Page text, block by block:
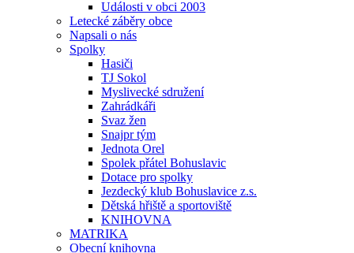
Události v obci 2003
Letecké záběry obce
Napsali o nás
Spolky
Hasiči
TJ Sokol
Myslivecké sdružení
Zahrádkáři
Svaz žen
Snajpr tým
Jednota Orel
Spolek přátel Bohuslavic
Dotace pro spolky
Jezdecký klub Bohuslavice z.s.
Dětská hřiště a sportoviště
KNIHOVNA
MATRIKA
Obecní knihovna